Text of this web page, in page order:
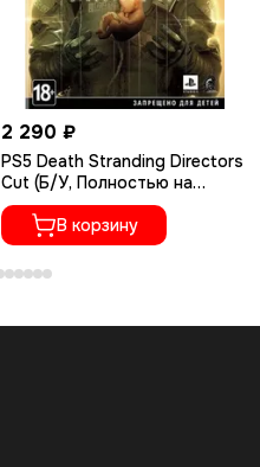
2 290 ₽
PS5 Death Stranding Directors
Cut (Б/У, Полностью на
русском языке, PPSA-01968)
В корзину